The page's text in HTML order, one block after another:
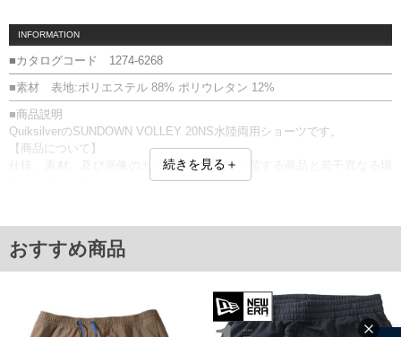
INFORMATION
■カタログコード 1274-6268
■素材 表地:ポリエステル 88% ポリウレタン 12%
■商品説明
QuiksilverのSUNDOWN VOLLEY 20NS水陸両用ショーツです。
【商品について】
仕様、素材、及び画像のカラーが、実際に入荷する商品と若干異なる場
ーリング(調節ひも有)／プリント
サイズ/ウエスト/股下/わたり幅/ヒップ/総丈
3L/95～110/26/39/130/60
4L/105～120/26/41/140/62
続きを見る＋
おすすめ商品